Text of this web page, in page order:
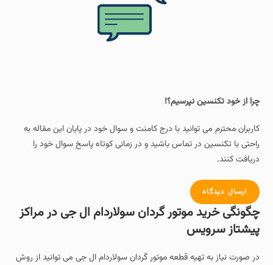
چرا از خود تکنسین نپرسیم؟!
کاربران محترم می توانید با درج کامنت و سوال خود در پایان این مقاله به
راحتی با تکنسین در تماس باشید و در زمانی کوتاه پاسخ سوال خود را
دریافت کنند.
ارسال دیدگاه
چگونگی خرید موتور گردان سولاردام ال جی در مراکز
پیشتاز سرویس
در صورت نیاز به تهیه قطعه موتور گردان سولاردام ال جی می توانید از روش